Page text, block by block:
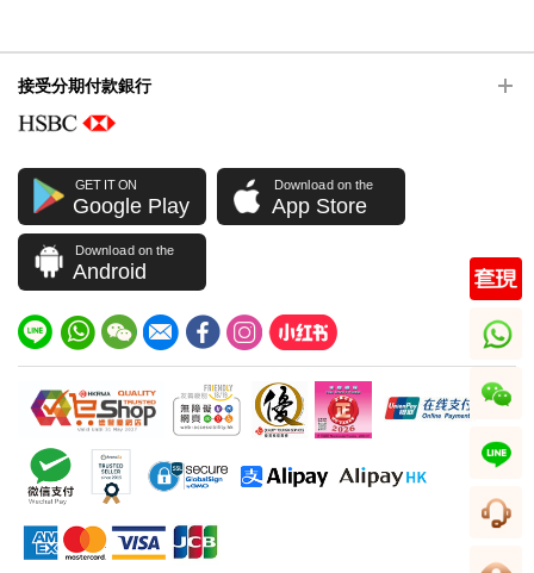
接受分期付款銀行
GET IT ON
Google Play
Download on the
App Store
Download on the
Android
whatsapp